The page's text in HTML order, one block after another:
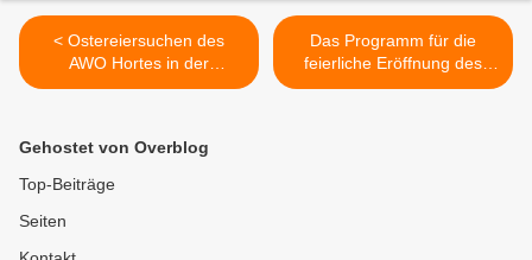
< Ostereiersuchen des
AWO Hortes in der
Vitusschule
Das Programm für die
feierliche Eröffnung des
Höchheimer Steges am 3.
Gehostet von Overblog
Top-Beiträge
Seiten